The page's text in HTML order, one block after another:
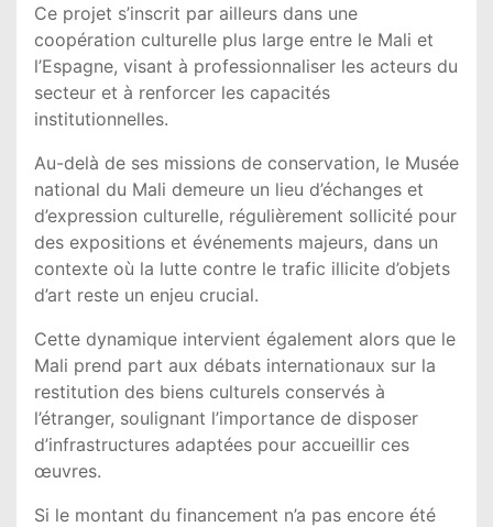
Ce projet s’inscrit par ailleurs dans une
coopération culturelle plus large entre le Mali et
l’Espagne, visant à professionnaliser les acteurs du
secteur et à renforcer les capacités
institutionnelles.
Au-delà de ses missions de conservation, le Musée
national du Mali demeure un lieu d’échanges et
d’expression culturelle, régulièrement sollicité pour
des expositions et événements majeurs, dans un
contexte où la lutte contre le trafic illicite d’objets
d’art reste un enjeu crucial.
Cette dynamique intervient également alors que le
Mali prend part aux débats internationaux sur la
restitution des biens culturels conservés à
l’étranger, soulignant l’importance de disposer
d’infrastructures adaptées pour accueillir ces
œuvres.
Si le montant du financement n’a pas encore été